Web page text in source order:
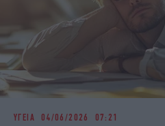
ΥΓΕΙΑ 04/06/2026 07:21